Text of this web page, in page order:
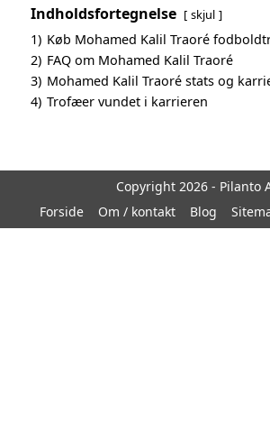
Indholdsfortegnelse skjul
1) Køb Mohamed Kalil Traoré
2) FAQ om Mohamed Kalil Traoré
3) Mohamed Kalil Traoré stats og
4) Trofæer vundet i karrieren
Copyright 2026 - Pilanto
Forside
Om / kontakt Blog